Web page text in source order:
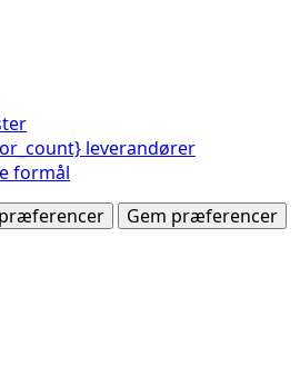
leverandører
formål
Gem præferencer